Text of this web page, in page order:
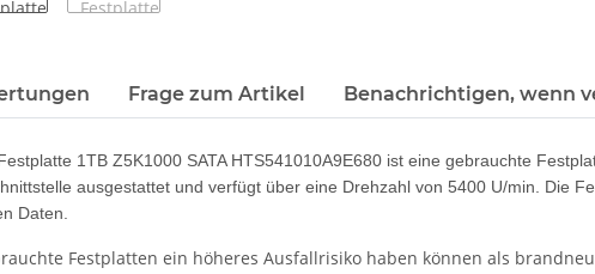
Frage zum Artikel Benachrichtigen, wenn
1TB Z5K1000 SATA HTS541010A9E680 ist eine gebrauchte
ausgestattet und verfügt über eine Drehzahl von 5400 U/min. Die
Daten.
Festplatten ein höheres Ausfallrisiko haben können als